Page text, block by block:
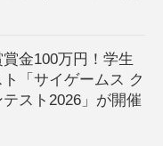
賞金100万円！学生
「サイゲームス ク
スト2026」が開催